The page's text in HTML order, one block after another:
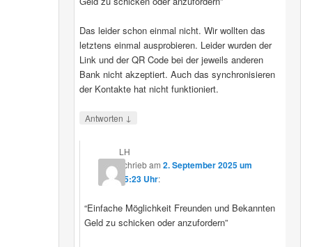
Das leider schon einmal nicht. Wir wollten das
letztens einmal ausprobieren. Leider wurden der
Link und der QR Code bei der jeweils anderen
Bank nicht akzeptiert. Auch das synchronisieren
der Kontakte hat nicht funktioniert.
Antworten ↓
LH
schriebam2. September 2025 um
15:23 Uhr:
“Einfache Möglichkeit Freunden und Bekannten
Geld zu schicken oder anzufordern”